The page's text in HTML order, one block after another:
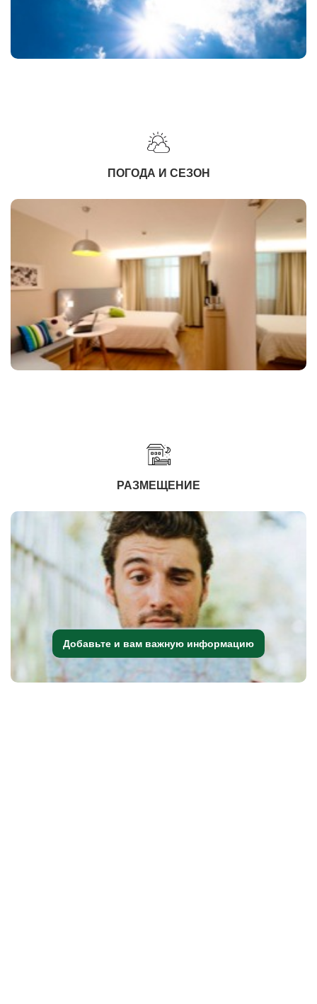
ПОГОДА И СЕЗОН
РАЗМЕЩЕНИЕ
Добавьте и вам важную информацию